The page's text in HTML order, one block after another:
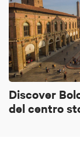
Discover
del centro